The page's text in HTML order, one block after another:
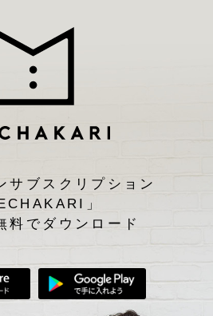
サブスクリプション
」
料でダウンロード
App Storeからダウンロード